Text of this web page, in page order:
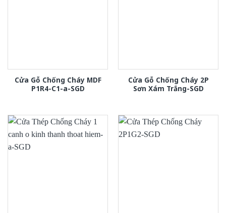
Cửa Gỗ Chống Cháy MDF
P1R4-C1-a-SGD
Cửa Gỗ Chống Cháy 2P
Sơn Xám Trắng-SGD